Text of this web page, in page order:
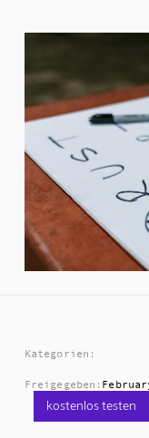
Kategorien:
Freigegeben:
kostenlos testen